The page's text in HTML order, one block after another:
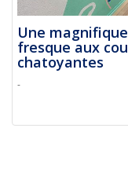
Une magnifique
fresque aux
chatoyantes
-